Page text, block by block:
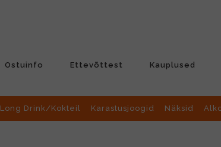
Ostuinfo Ettevõttest Kauplused
Long Drink/Kokteil Karastusjoogid Näksid